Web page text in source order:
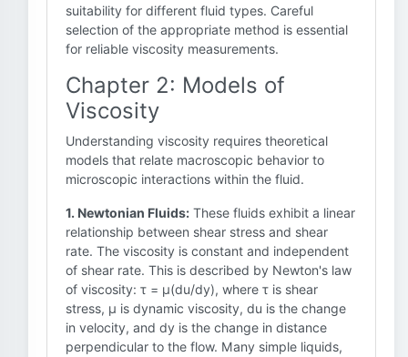
suitability for different fluid types. Careful
selection of the appropriate method is essential
for reliable viscosity measurements.
Chapter 2: Models of
Viscosity
Understanding viscosity requires theoretical
models that relate macroscopic behavior to
microscopic interactions within the fluid.
1. Newtonian Fluids: These fluids exhibit a linear
relationship between shear stress and shear
rate. The viscosity is constant and independent
of shear rate. This is described by Newton's law
of viscosity: τ = μ(du/dy), where τ is shear
stress, μ is dynamic viscosity, du is the change
in velocity, and dy is the change in distance
perpendicular to the flow. Many simple liquids,